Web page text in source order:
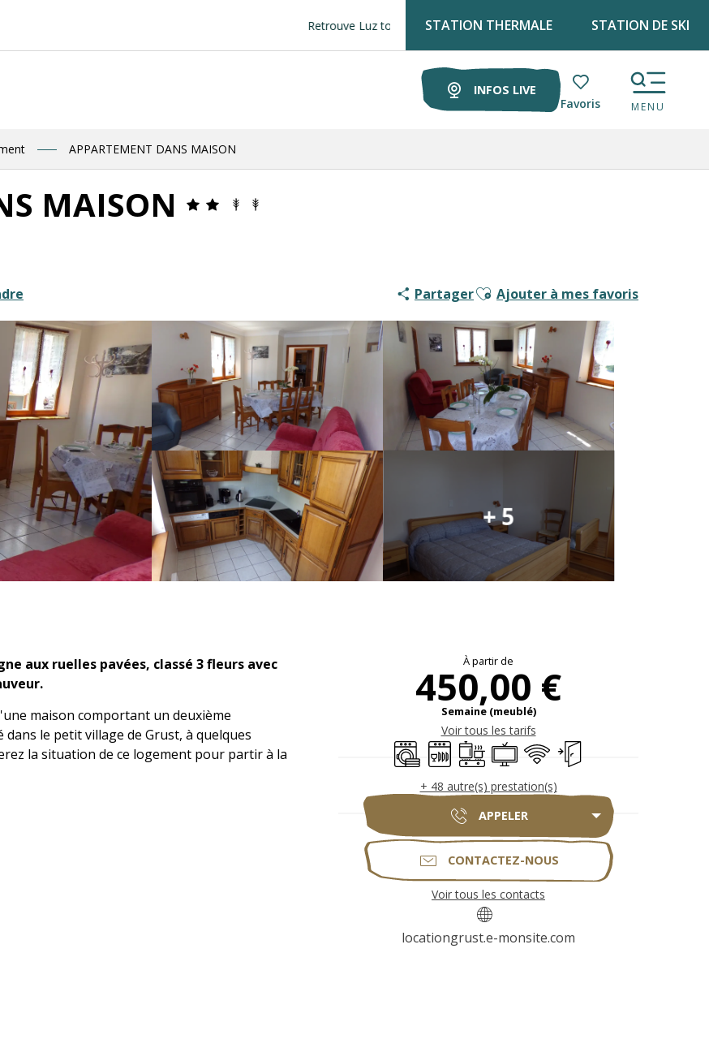
INFOS LIVE
Voir les favoris
Retrouve Luz tourisme tous les lundis matin au marché !
STATION THERMALE STATION DE SKI
MENU
APPARTEMENT DANS MAISON
MAISON
PartagerAjouter aux favoris
Ajouter à mes favoris
+ 5
Ouverture et
À partir de
450,00 €
Semaine (meublé)
Voir tous les tarifs
Lave lingeLave vaisselle
Plaque de cuisson
Télévision
WiFi Entrée indépendante
+ 48 autre(s) prestation(s)
APPELER
CONTACTEZ-NOUS
Voir tous les contacts
locationgrust.e-monsite.com
aux ruelles pavées, classé 3 fleurs avec
maison comportant un deuxième
le petit village de Grust, à quelques
la situation de ce logement pour partir à la